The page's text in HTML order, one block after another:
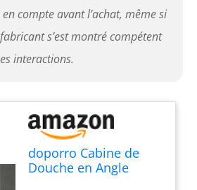
compte avant l’achat, même si
s’est montré compétent
interactions.
doporro Cabine de
Douche en Angle